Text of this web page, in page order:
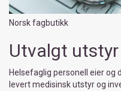
Norsk fagbutikk
Utvalgt utstyr
Helsefaglig personell eier og
levert medisinsk utstyr og